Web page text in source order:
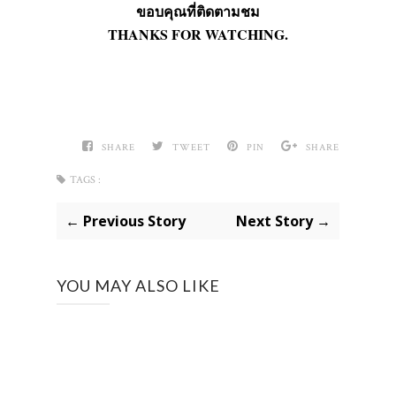
ขอบคุณที่ติดตามชม
THANKS FOR WATCHING.
SHARE TWEET PIN SHARE
TAGS :
← Previous Story Next Story →
YOU MAY ALSO LIKE